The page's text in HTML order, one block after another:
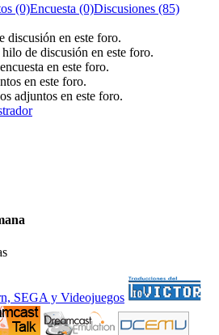
(0)Encuesta (0)Discusiones (85)
discusión en este foro.
de discusión en este foro.
en este foro.
en este foro.
adjuntos en este foro.